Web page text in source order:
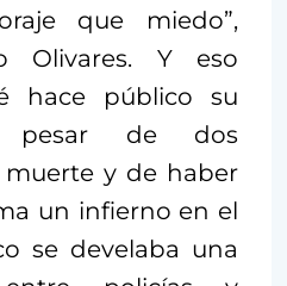
que miedo”,
Olivares. Y eso
hace público su
pesar de dos
muerte y de haber
un infierno en el
se develaba una